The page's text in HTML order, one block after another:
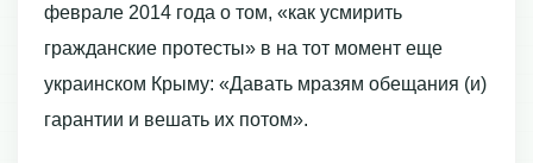
феврале 2014 года о том, «как усмирить
гражданские протесты» в на тот момент еще
украинском Крыму: «Давать мразям обещания (и)
гарантии и вешать их потом».